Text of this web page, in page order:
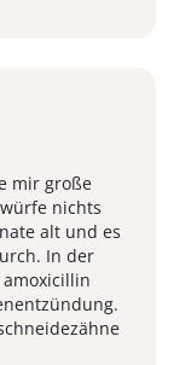
mir große
nichts
alt und es
In der
amoxicillin